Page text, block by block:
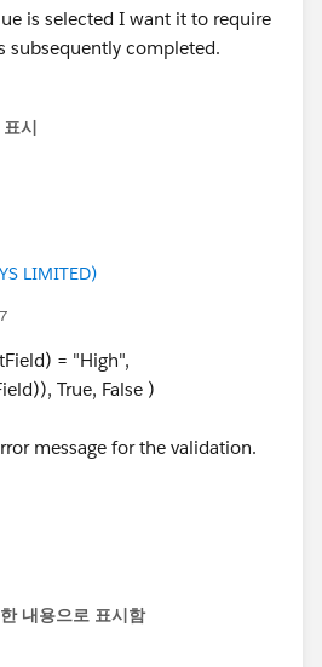
is selected I want it to require
subsequently completed.
시
LIMITED)
= "High",
True, False )
message for the validation.
it's better to use LEN (
true always with Rich Text
내용으로 표시함